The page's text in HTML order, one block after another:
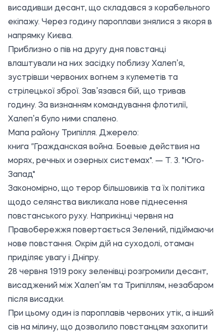
висадивши десант, що складався з корабельного
екіпажу. Через годину пароплави знялися з якоря в
напрямку Києва.
Приблизно о пів на другу дня повстанці
влаштували на них засідку поблизу Халеп’я,
зустрівши червоних вогнем з кулеметів та
стрілецької зброї. Зав’язався бій, що тривав
годину. За визнанням командування флотилії,
Халеп’я було ними спалено.
Мапа району Трипілля. Джерело:
книга " Гражданская война. Боевые действия на
морях, речных и озерных системах". — Т. 3. "Юго-
Запад"
Закономірно, що терор більшовиків та їх політика
щодо селянства викликала нове піднесення
повстанського руху. Наприкінці червня на
Правобережжя повертається Зелений, підіймаючи
нове повстання. Окрім дій на суходолі, отаман
приділяє увагу і Дніпру.
28 червня 1919 року зеленівці розгромили десант,
висаджений між Халеп’ям та Трипіллям, незабаром
після висадки.
При цьому один із пароплавів червоних утік, а інший
сів на мілину, що дозволило повстанцям захопити